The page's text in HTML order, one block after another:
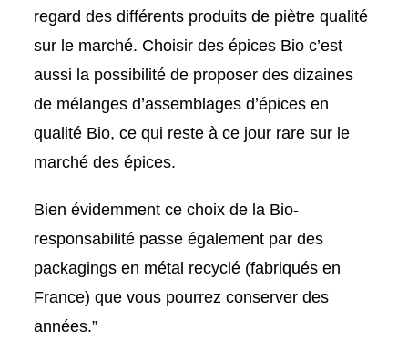
regard des différents produits de piètre qualité
sur le marché. Choisir des épices Bio c’est
aussi la possibilité de proposer des dizaines
de mélanges d’assemblages d’épices en
qualité Bio, ce qui reste à ce jour rare sur le
marché des épices.
Bien évidemment ce choix de la Bio-
responsabilité passe également par des
packagings en métal recyclé (fabriqués en
France) que vous pourrez conserver des
années.”